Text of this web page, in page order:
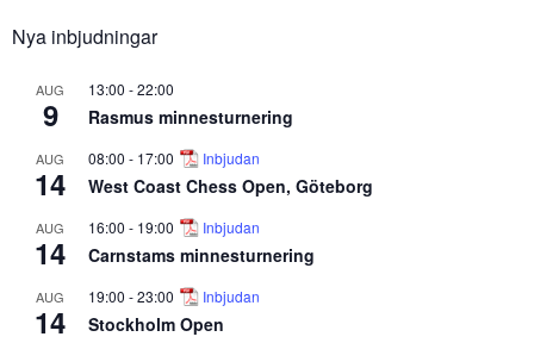
Nya inbjudningar
AUG
9
13:00 -22:00
Rasmus minnesturnering
AUG
14
08:00 - 17:00 Inbjudan
West Coast Chess Open, Göteborg
AUG
14
16:00 - 19:00 Inbjudan
Carnstams minnesturnering
AUG
14
19:00 -23:00 Inbjudan
Stockholm Open